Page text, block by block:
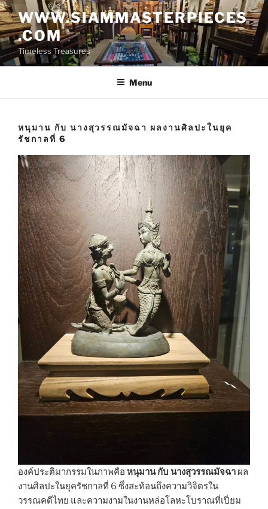
Skip
to
content
WWW.SIAMMASTERPIECES
.COM
Timeless Treasures
Menu
หนุมาน กับ นางสุวรรณมัจฉา ผลงานศิลปะในยุค
รัชกาลที่ 6
องค์ประติมากรรมในภาพคือ หนุมาน กับ นางสุวรรณมัจฉา ผล
งานศิลปะในยุครัชกาลที่ 6 ซึ่งสะท้อนถึงความวิจิตรใน
วรรณคดีไทย และความงามในงานหล่อโลหะโบราณที่เปี่ยม